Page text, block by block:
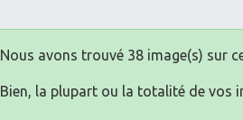
Nous avons trouvé 38 image(s) sur
Bien, la plupart ou la totalité de vos